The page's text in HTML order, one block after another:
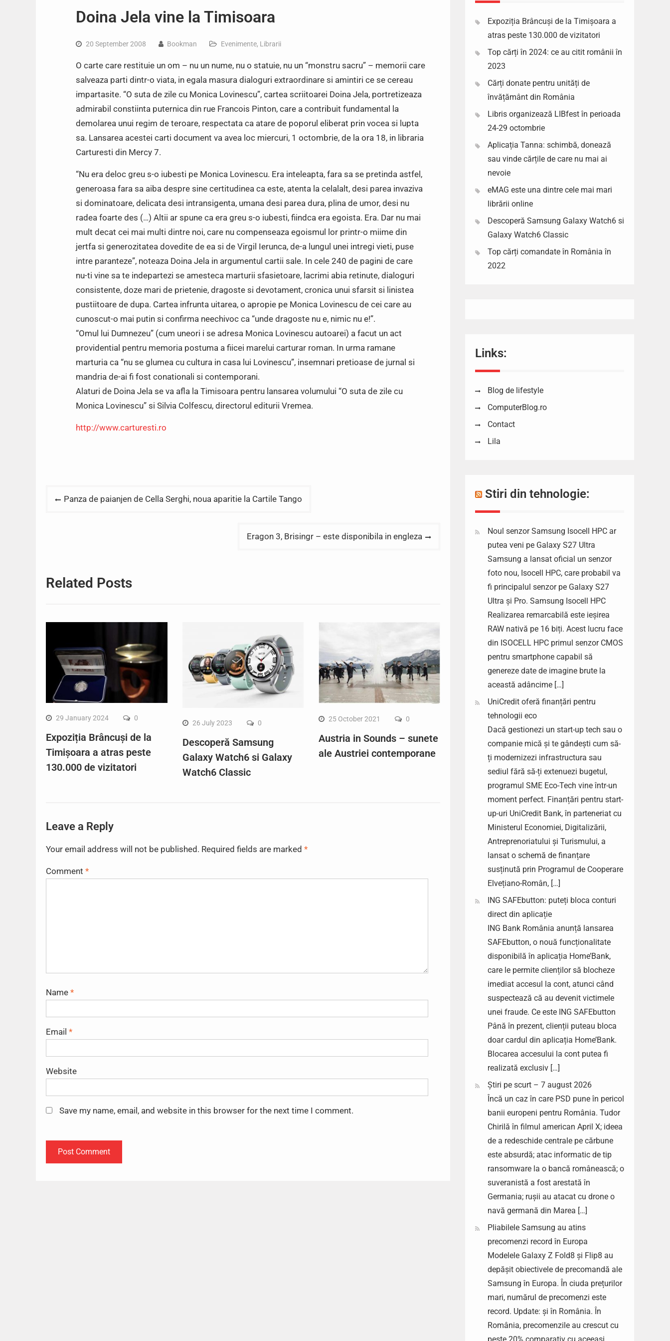
Doina Jela vine la Timisoara
20 September 2008 Bookman Evenimente, Librarii
O carte care restituie un om – nu un nume, nu o statuie, nu un “monstru sacru” – memorii care
salveaza parti dintr-o viata, in egala masura dialoguri extraordinare si amintiri ce se cereau
impartasite. “O suta de zile cu Monica Lovinescu”, cartea scriitoarei Doina Jela, portretizeaza
admirabil constiinta puternica din rue Francois Pinton, care a contribuit fundamental la
demolarea unui regim de teroare, respectata ca atare de poporul eliberat prin vocea si lupta
sa. Lansarea acestei carti document va avea loc miercuri, 1 octombrie, de la ora 18, in libraria
Carturesti din Mercy 7.
“Nu era deloc greu s-o iubesti pe Monica Lovinescu. Era inteleapta, fara sa se pretinda astfel,
generoasa fara sa aiba despre sine certitudinea ca este, atenta la celalalt, desi parea invaziva
si dominatoare, delicata desi intransigenta, umana desi parea dura, plina de umor, desi nu
radea foarte des (…) Altii ar spune ca era greu s-o iubesti, fiindca era egoista. Era. Dar nu mai
mult decat cei mai multi dintre noi, care nu compenseaza egoismul lor printr-o miime din
jertfa si generozitatea dovedite de ea si de Virgil Ierunca, de-a lungul unei intregi vieti, puse
intre paranteze”, noteaza Doina Jela in argumentul cartii sale. In cele 240 de pagini de care
nu-ti vine sa te indepartezi se amesteca marturii sfasietoare, lacrimi abia retinute, dialoguri
consistente, doze mari de prietenie, dragoste si devotament, cronica unui sfarsit si linistea
pustiitoare de dupa. Cartea infrunta uitarea, o apropie pe Monica Lovinescu de cei care au
cunoscut-o mai putin si confirma neechivoc ca “unde dragoste nu e, nimic nu e!”.
“Omul lui Dumnezeu” (cum uneori i se adresa Monica Lovinescu autoarei) a facut un act
providential pentru memoria postuma a fiicei marelui carturar roman. In urma ramane
marturia ca “nu se glumea cu cultura in casa lui Lovinescu”, insemnari pretioase de jurnal si
mandria de-ai fi fost conationali si contemporani.
Alaturi de Doina Jela se va afla la Timisoara pentru lansarea volumului “O suta de zile cu
Monica Lovinescu” si Silvia Colfescu, directorul editurii Vremea.
http://www.carturesti.ro
PostPanza de paianjen de Cella Serghi, noua aparitie la Cartile Tango
Eragon 3, Brisingr – este disponibila in engleza
Related Posts
29 January 2024 0
Expoziția Brâncuși de la
Timișoara a atras peste
130.000 de vizitatori
26 July 2023 0
Descoperă Samsung
Galaxy Watch6 si Galaxy
Watch6 Classic
25 October 2021 0
Austria in Sounds – sunete
ale Austriei contemporane
Leave a Reply
Your email address will not be published. Required fields are marked *
Comment *
Name *
Email *
Website
Save my name, email, and website in this browser for the next time I comment.
Expoziția Brâncuși de la Timișoara a
atras peste 130.000 de vizitatori
Top cărți în 2024: ce au citit românii în
2023
Cărți donate pentru unități de
învățământ din România
Libris organizează LIBfest în perioada
24-29 octombrie
Aplicația Tanna: schimbă, donează
sau vinde cărțile de care nu mai ai
nevoie
eMAG este una dintre cele mai mari
librării online
Descoperă Samsung Galaxy Watch6 si
Galaxy Watch6 Classic
Top cărți comandate în România în
2022
Links:
Blog de lifestyle
ComputerBlog.ro
Contact
Lila
Stiri din tehnologie:
Noul senzor Samsung Isocell HPC ar
putea veni pe Galaxy S27 Ultra
Samsung a lansat oficial un senzor
foto nou, Isocell HPC, care probabil va
fi principalul senzor pe Galaxy S27
Ultra și Pro. Samsung Isocell HPC
Realizarea remarcabilă este ieșirea
RAW nativă pe 16 biți. Acest lucru face
din ISOCELL HPC primul senzor CMOS
pentru smartphone capabil să
genereze date de imagine brute la
această adâncime […]
UniCredit oferă finanțări pentru
tehnologii eco
Dacă gestionezi un start-up tech sau o
companie mică și te gândești cum să-
ți modernizezi infrastructura sau
sediul fără să-ți extenuezi bugetul,
programul SME Eco-Tech vine într-un
moment perfect. Finanțări pentru start-
up-uri UniCredit Bank, în parteneriat cu
Ministerul Economiei, Digitalizării,
Antreprenoriatului și Turismului, a
lansat o schemă de finanțare
susținută prin Programul de Cooperare
Elvețiano-Român, […]
ING SAFEbutton: puteți bloca conturi
direct din aplicație
ING Bank România anunță lansarea
SAFEbutton, o nouă funcționalitate
disponibilă în aplicația Home’Bank,
care le permite clienților să blocheze
imediat accesul la cont, atunci când
suspectează că au devenit victimele
unei fraude. Ce este ING SAFEbutton
Până în prezent, clienții puteau bloca
doar cardul din aplicația Home’Bank.
Blocarea accesului la cont putea fi
realizată exclusiv […]
Știri pe scurt – 7 august 2026
Încă un caz în care PSD pune în pericol
banii europeni pentru România. Tudor
Chirilă în filmul american April X; ideea
de a redeschide centrale pe cărbune
este absurdă; atac informatic de tip
ransomware la o bancă românească; o
suveranistă a fost arestată în
Germania; rușii au atacat cu drone o
navă germană din Marea […]
Pliabilele Samsung au atins
precomenzi record în Europa
Modelele Galaxy Z Fold8 și Flip8 au
depășit obiectivele de precomandă ale
Samsung în Europa. În ciuda prețurilor
mari, numărul de precomenzi este
record. Update: și în România. În
România, precomenzile au crescut cu